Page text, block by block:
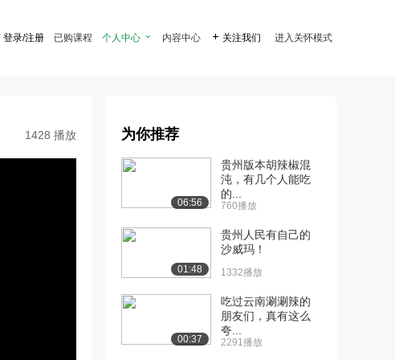
登录/注册 已购课程 个人中心  内容中心  关注我们 进入关怀模式
1428 播放 为你推荐
06:56
贵州版本胡辣椒混
沌，有几个人能吃
的...
760播放
01:48
贵州人民有自己的
沙威玛！
1332播放
00:37
吃过云南涮涮辣的
朋友们，真有这么
夸...
2291播放